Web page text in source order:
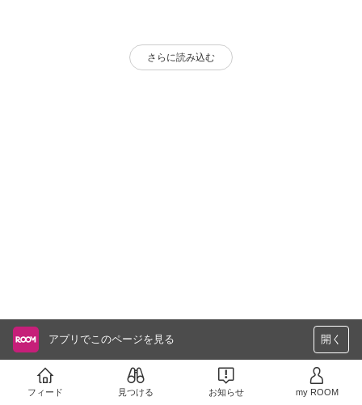
さらに読み込む
アプリでこのページを見る 開く
フィード 見つける お知らせ my ROOM